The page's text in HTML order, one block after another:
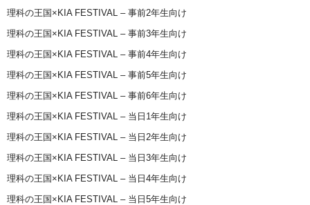
理科の王国×KIA FESTIVAL – 事前2年生向け
理科の王国×KIA FESTIVAL – 事前3年生向け
理科の王国×KIA FESTIVAL – 事前4年生向け
理科の王国×KIA FESTIVAL – 事前5年生向け
理科の王国×KIA FESTIVAL – 事前6年生向け
理科の王国×KIA FESTIVAL – 当日1年生向け
理科の王国×KIA FESTIVAL – 当日2年生向け
理科の王国×KIA FESTIVAL – 当日3年生向け
理科の王国×KIA FESTIVAL – 当日4年生向け
理科の王国×KIA FESTIVAL – 当日5年生向け